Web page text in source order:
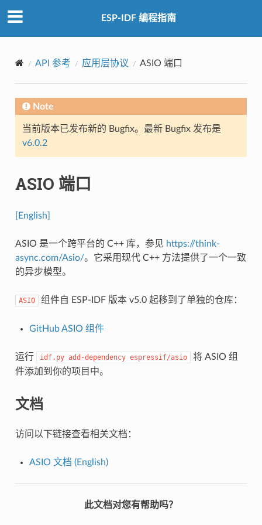
ESP-IDF 编程指南
API 参考 应用层协议 ASIO 端口
Note
当前版本已发布新的 Bugfix。最新 Bugfix 发布是
v6.0.2
ASIO 端口
[English]
ASIO 是一个跨平台的 C++ 库，参见 https://think-
async.com/Asio/。它采用现代 C++ 方法提供了一个一致
的异步模型。
ASIO 组件自 ESP-IDF 版本 v5.0 起移到了单独的仓库：
GitHub ASIO 组件
运行 idf.py add-dependency espressif/asio
将 ASIO 组
件添加到你的项目中。
文档
访问以下链接查看相关文档：
ASIO 文档 (English)
此文档对您有帮助吗？